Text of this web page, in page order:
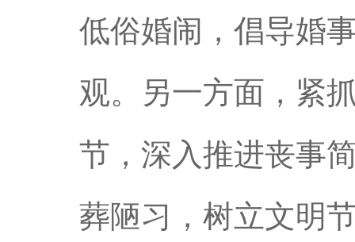
低俗婚闹，倡导婚
观。另一方面，紧
节，深入推进丧事
葬陋习，树立文明